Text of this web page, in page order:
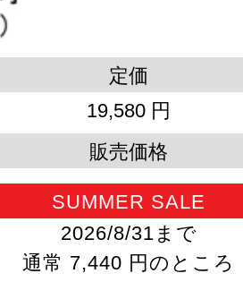
定価
19,580 円
販売価格
SUMMER SALE
2026/8/31まで
通常 7,440 円のところ